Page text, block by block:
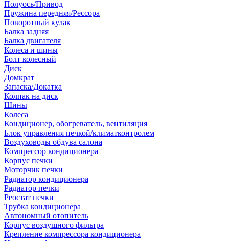
Полуось/Привод
Пружина передняя/Рессора
Поворотный кулак
Балка задняя
Балка двигателя
Колеса и шины
Болт колесный
Диск
Домкрат
Запаска/Докатка
Колпак на диск
Шины
Колеса
Кондиционер, обогреватель, вентиляция
Блок управления печкой/климатконтролем
Воздуховоды обдува салона
Компрессор кондиционера
Корпус печки
Моторчик печки
Радиатор кондиционера
Радиатор печки
Реостат печки
Трубка кондиционера
Автономный отопитель
Корпус воздушного фильтра
Крепление компрессора кондиционера